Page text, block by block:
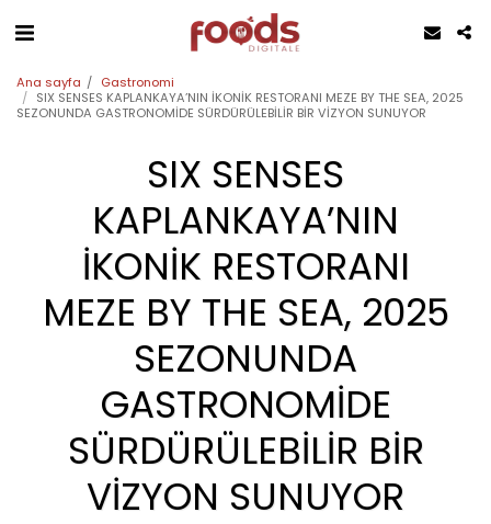
Ana sayfa
Gastronomi
SIX SENSES KAPLANKAYA’NIN İKONİK RESTORANI MEZE BY THE SEA, 2025
SEZONUNDA GASTRONOMİDE SÜRDÜRÜLEBİLİR BİR VİZYON SUNUYOR
SIX SENSES
KAPLANKAYA’NIN
İKONİK RESTORANI
MEZE BY THE SEA, 2025
SEZONUNDA
GASTRONOMİDE
SÜRDÜRÜLEBİLİR BİR
VİZYON SUNUYOR